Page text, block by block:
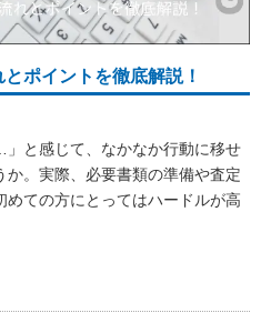
ポイントを徹底解説！
」と感じて、なかなか行動に移せ
。実際、必要書類の準備や査定
ての方にとってはハードルが高